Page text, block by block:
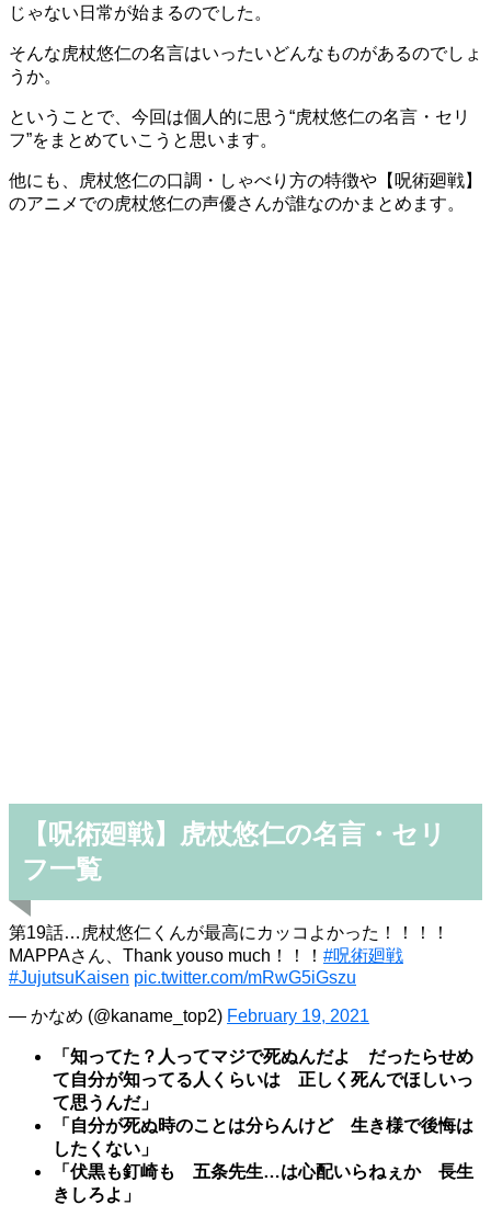
じゃない日常が始まるのでした。
そんな虎杖悠仁の名言はいったいどんなものがあるのでしょ
うか。
ということで、今回は個人的に思う“虎杖悠仁の名言・セリ
フ”をまとめていこうと思います。
他にも、虎杖悠仁の口調・しゃべり方の特徴や【呪術廻戦】
のアニメでの虎杖悠仁の声優さんが誰なのかまとめます。
【呪術廻戦】虎杖悠仁の名言・セリ
フ一覧
第19話…虎杖悠仁くんが最高にカッコよかった！！！！
MAPPAさん、Thank youso much！！！ #呪術廻戦
#JujutsuKaisen pic.twitter.com/mRwG5iGszu
— かなめ (@kaname_top2) February 19, 2021
「知ってた？人ってマジで死ぬんだよ だったらせめ
て自分が知ってる人くらいは 正しく死んでほしいっ
て思うんだ」
「自分が死ぬ時のことは分らんけど 生き様で後悔は
したくない」
「伏黒も釘崎も 五条先生…は心配いらねぇか 長生
きしろよ」